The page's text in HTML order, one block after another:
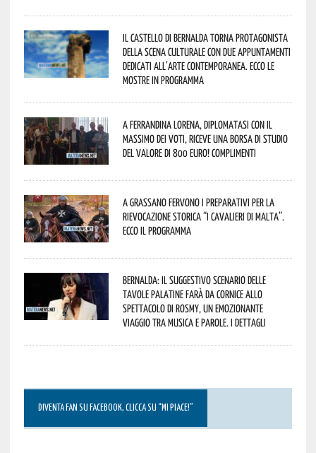
Il Castello di Bernalda torna protagonista
della scena culturale con due appuntamenti
dedicati all’arte contemporanea. Ecco le
mostre in programma
A Ferrandina Lorena, diplomatasi con il
massimo dei voti, riceve una borsa di studio
del valore di 800 euro! Complimenti
A Grassano fervono i preparativi per la
Rievocazione Storica “I CAVALIERI DI MALTA”.
Ecco il programma
Bernalda: il suggestivo scenario delle
Tavole Palatine farà da cornice allo
spettacolo di Rosmy, un emozionante
viaggio tra musica e parole. I dettagli
DIVENTA FAN SU FACEBOOK, CLICCA SU “MI PIACE!”